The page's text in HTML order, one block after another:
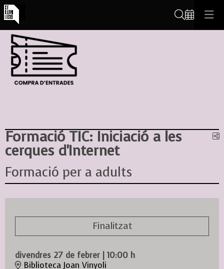
Formació TIC: Iniciació a les
cerques d'Internet
Formació per a adults
Finalitzat
divendres 27 de febrer | 10:00 h
Biblioteca Joan Vinyoli